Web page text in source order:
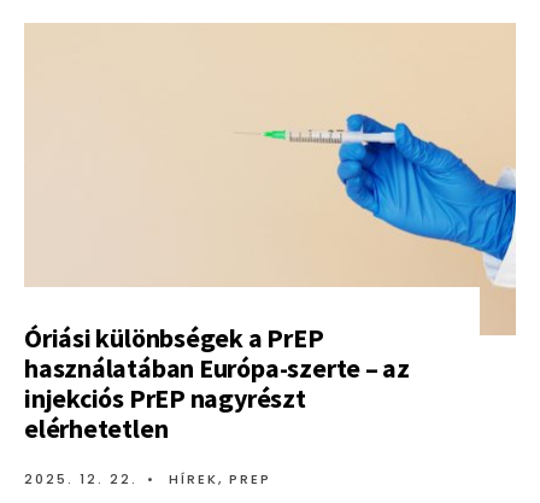
Óriási különbségek a PrEP
használatában Európa-szerte – az
injekciós PrEP nagyrészt
elérhetetlen
2025. 12. 22. • HÍREK, PREP